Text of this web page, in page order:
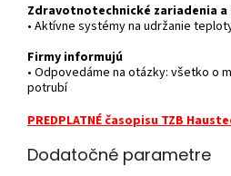
Zdravotnotechnické zariadenia
• Aktívne systémy na udržanie
Firmy informujú
• Odpovedáme na otázky: všetko o
potrubí
PREDPLATNÉ časopisu TZB
Dodatočné parametre